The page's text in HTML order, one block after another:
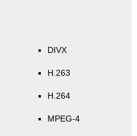
DIVX
H.263
H.264
MPEG-4